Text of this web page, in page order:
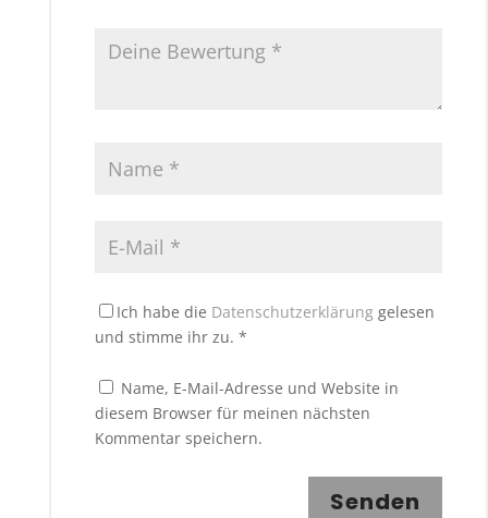
Ich habe die Datenschutzerklärunggelesen
und stimme ihr zu. *
Name, E-Mail-Adresse und Website in
diesem Browser für meinen nächsten
Kommentar speichern.
Senden